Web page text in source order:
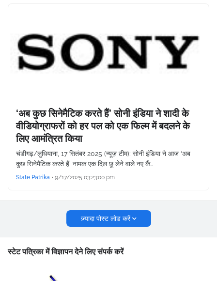
‘अब कुछ सिनेमैटिक करते हैं’ सोनी इंडिया ने शादी के
वीडियोग्राफरों को हर पल को एक फिल्म में बदलने के
लिए आमंत्रित किया
चंडीगढ़/लुधियाना, 17 सितंबर 2025 (न्यूज़ टीम): सोनी इंडिया ने आज ‘अब
कुछ सिनेमैटिक करते हैं’ नामक एक दिल छू लेने वाले नए कैं…
State Patrika • 9/17/2025 03:23:00 pm
ज़्यादा पोस्ट लोड करें
स्टेट पत्रिका में विज्ञापन देने लिए संपर्क करें